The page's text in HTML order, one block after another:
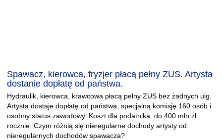
Spawacz, kierowca, fryzjer płacą pełny ZUS. Artysta
dostanie dopłatę od państwa.
Hydraulik, kierowca, krawcowa płacą pełny ZUS bez żadnych ulg.
Artysta dostaje dopłatę od państwa, specjalną komisję 160 osób i
osobny status zawodowy. Koszt dla podatnika: do 400 mln zł
rocznie. Czym różnią się nieregularne dochody artysty od
nieregularnych dochodów spawacza?